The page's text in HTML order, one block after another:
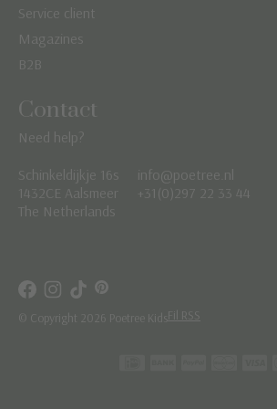
Service client
Magazines
B2B
Contact
Need help?
Schinkeldijkje 16s
1432CE Aalsmeer
The Netherlands
info@poetree.nl
+31(0)297 22 33 44
© Copyright 2026 Poetree Kids Fil RSS
Nederlands